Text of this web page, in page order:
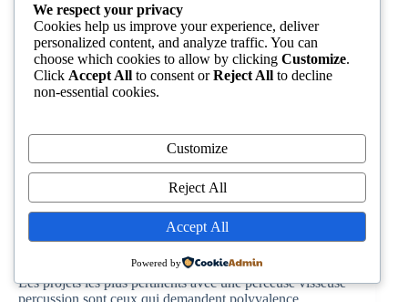
frustration de plus dans l’atelier.
Quels projets réaliser avec une perceuse visseuse
Les projets les plus pertinents avec une perceuse visseuse
percussion sont ceux qui demandent polyvalence,
We respect your privacy
Cookies help us improve your experience, deliver
personalized content, and analyze traffic. You can
choose which cookies to allow by clicking Customize.
Click Accept All to consent orReject All to decline
non-essential cookies.
Customize
Reject All
Accept All
Powered by